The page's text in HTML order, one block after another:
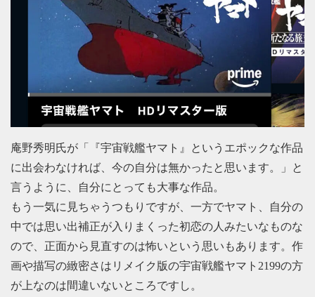
庵野秀明氏が「『宇宙戦艦ヤマト』というエポックな作品
に出会わなければ、今の自分は無かったと思います。」と
言うように、自分にとっても大事な作品。
もう一気に見ちゃうつもりですが、一方でヤマト、自分の
中では思い出補正が入りまくった初恋の人みたいなものな
ので、正面から見直すのは怖いという思いもあります。作
画や描写の緻密さはリメイク版の宇宙戦艦ヤマト2199の方
が上なのは間違いないところですし。